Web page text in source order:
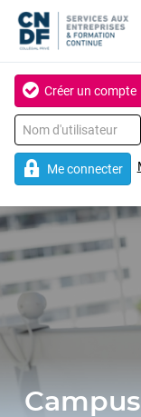
Me connecter
Créer un compte